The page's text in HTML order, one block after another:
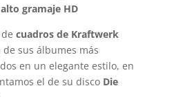
gramaje HD
cuadros de Kraftwerk
sus álbumes más
en un elegante estilo, en
el de su disco Die